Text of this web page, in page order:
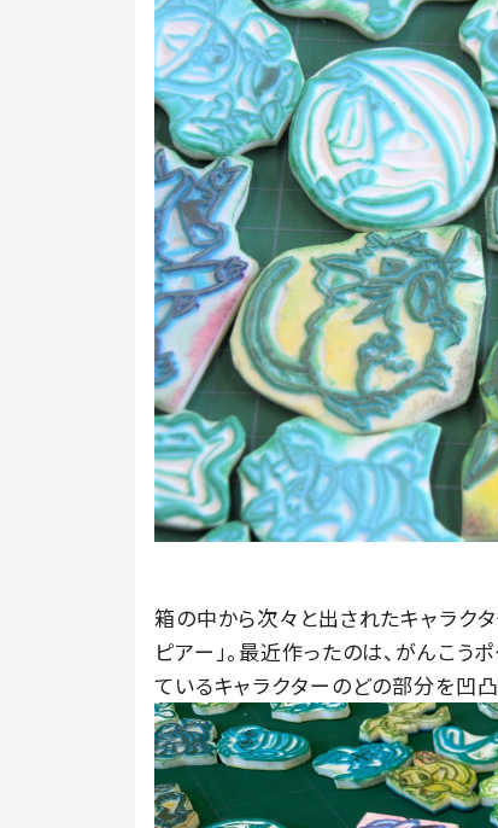
箱の中から次々と出されたキャラク
ピアー」。最近作ったのは、がんこう
ているキャラクターのどの部分を凹